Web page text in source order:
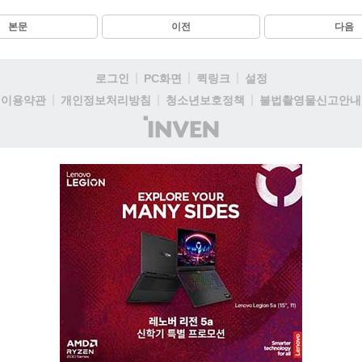
본문 이전 다음
로그인 PC화면 퀵링크
설정
이용약관
개인정보처리방침 청소년보호정책
불법촬영물신고안내
(주)
인